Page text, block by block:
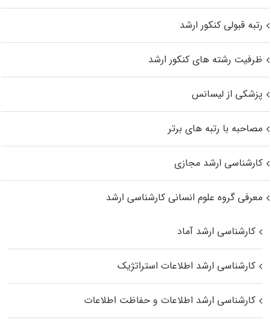
رتبه قبولی کنکور ارشد
ظرفیت رشته های کنکور ارشد
پزشکی از لیسانس
مصاحبه با رتبه های برتر
کارشناسی ارشد مجازی
معرفی گروه علوم انسانی کارشناسی ارشد
کارشناسی ارشد آماد
کارشناسی ارشد اطلاعات استراتژیک
کارشناسی ارشد اطلاعات و حفاظت اطلاعات